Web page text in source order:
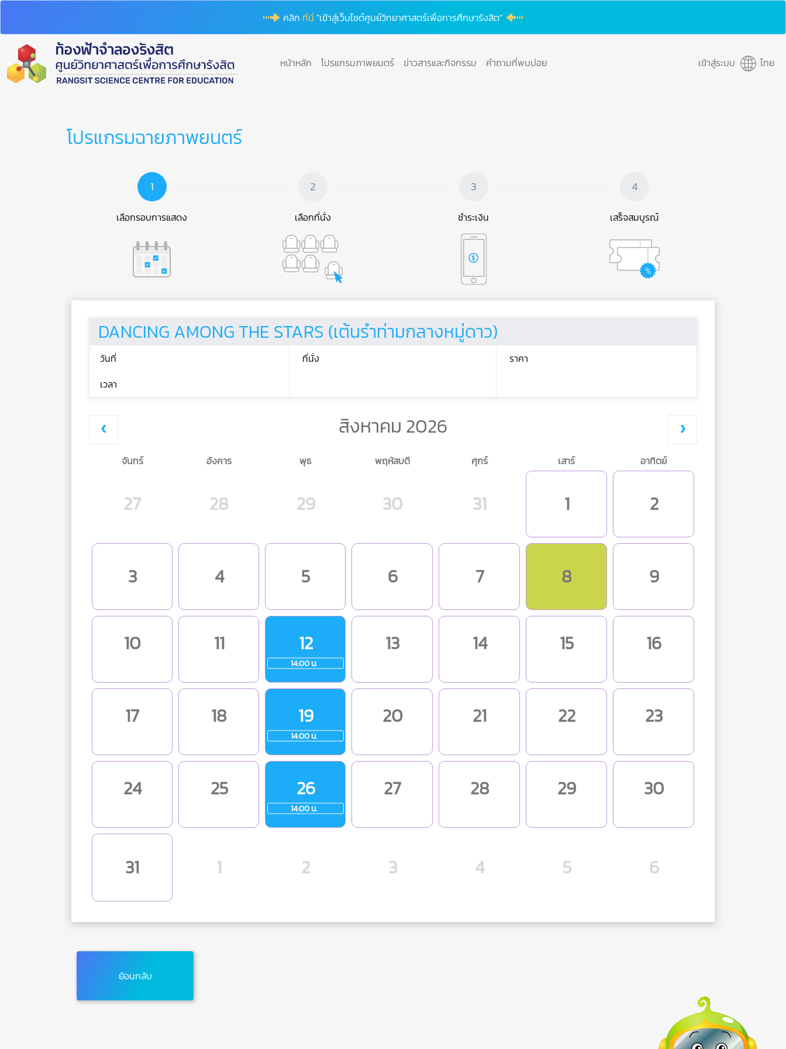
คลิก ที่นี่ "เข้าสู่เว็บไซต์ศูนย์วิทยาศาสตร์เพื่อการศึกษารังสิต”
หน้าหลัก โปรแกรมภาพยนตร์ ข่าวสารและกิจกรรม คำถามที่พบบ่อย เข้าสู่ระบบ ไทย
โปรแกรมฉายภาพยนตร์
1
เลือกรอบการแสดง
2
เลือกที่นั่ง
3
ชำระเงิน
4
เสร็จสมบูรณ์
DANCING AMONG THE STARS (เต้นรำท่ามกลางหมู่ดาว)
วันที่
เวลา
ที่นั่ง ราคา
สิงหาคม 2026
จันทร์ อังคาร พุธ พฤหัสบดี ศุกร์ เสาร์ อาทิตย์
27 28 29 30 31 1 2
3 4 5 6 7 8 9
10 11 12 13 14 15 16
14:00 น.
17 18 19 20 21 22 23
14:00 น.
24 25 26 27 28 29 30
14:00 น.
31 1 2 3 4 5 6
ย้อนกลับ